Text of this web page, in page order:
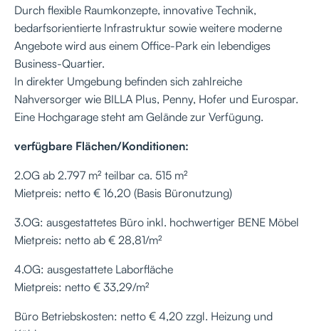
Durch flexible Raumkonzepte, innovative Technik,
bedarfsorientierte Infrastruktur sowie weitere moderne
Angebote wird aus einem Office-Park ein lebendiges
Business-Quartier.
In direkter Umgebung befinden sich zahlreiche
Nahversorger wie BILLA Plus, Penny, Hofer und Eurospar.
Eine Hochgarage steht am Gelände zur Verfügung.
verfügbare Flächen/Konditionen:
2.OG ab 2.797 m² teilbar ca. 515 m²
Mietpreis: netto € 16,20 (Basis Büronutzung)
3.OG: ausgestattetes Büro inkl. hochwertiger BENE Möbel
Mietpreis: netto ab € 28,81/m²
4.OG: ausgestattete Laborfläche
Mietpreis: netto € 33,29/m²
Büro Betriebskosten: netto € 4,20 zzgl. Heizung und